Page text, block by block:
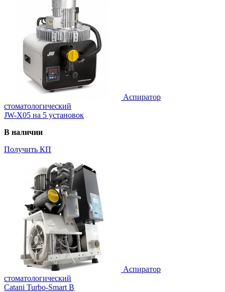
Аспиратор
стоматологический
JW-Х05 на 5 установок
В наличии
Получить КП
Аспиратор
стоматологический
Catani Turbo-Smart B